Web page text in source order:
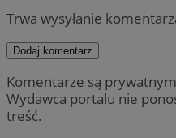
Trwa wysyłanie
Dodaj komentarz
Komentarze są
Wydawca portalu nie
treść.